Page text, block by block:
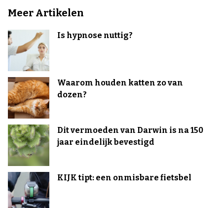
Meer Artikelen
Is hypnose nuttig?
Waarom houden katten zo van
dozen?
Dit vermoeden van Darwin is na 150
jaar eindelijk bevestigd
KIJK tipt: een onmisbare fietsbel